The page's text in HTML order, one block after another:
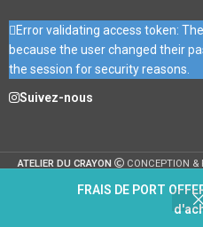
FRAIS DE PORT
Error validating access token:
because the user changed their
the session for security reasons.
Suivez-nous
ATELIER DU CRAYON CONCEPTION &
COMMERCE